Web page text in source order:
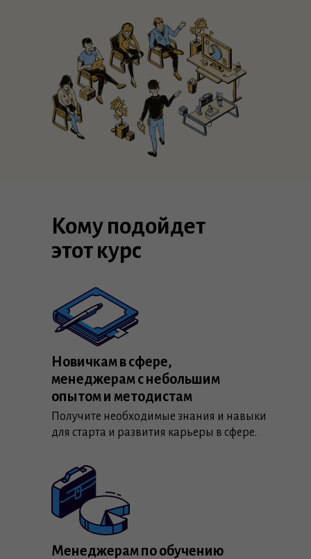
Кому подойдет
этот курс
Новичкам в сфере,
менеджерам с небольшим
опытом и методистам
Получите необходимые знания и навыки
для старта и развития карьеры в сфере.
Менеджерам по обучению